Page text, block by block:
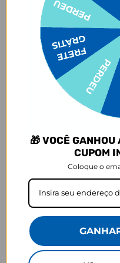
OBS: A personalização é
carregador.
Saca só as características
1 saída USB-A
1 saída USB-C (carregamento
Carregamento Rápido
Input: AC 110/220V
Output USB-A: DC5.0V 2.1A/
Output USB-C: 18w
Nova tecnologia Smart-IC,
seu smartphone ou
velocidade de carga.
Dimensões: 7,8 cm de
🎁 VOCÊ
CUPOM
Coloque o